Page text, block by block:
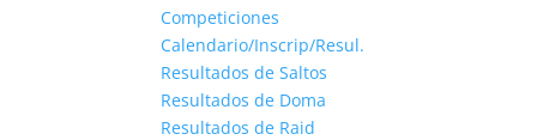
Competiciones
Calendario/Inscrip/Resul.
Resultados de Saltos
Resultados de Doma
Resultados de Raid